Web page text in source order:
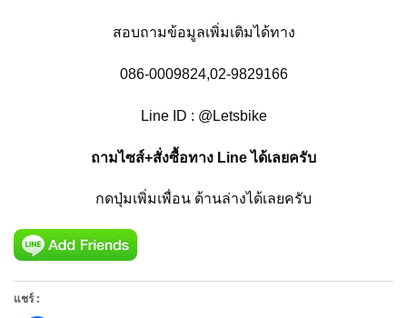
สอบถามข้อมูลเพิ่มเติมได้ทาง
086-0009824,02-9829166
Line ID : @Letsbike
ถามไซส์+สั่งซื้อทาง Line ได้เลยครับ
กดปุ่มเพิ่มเพื่อน ด้านล่างได้เลยครับ
แชร์ :